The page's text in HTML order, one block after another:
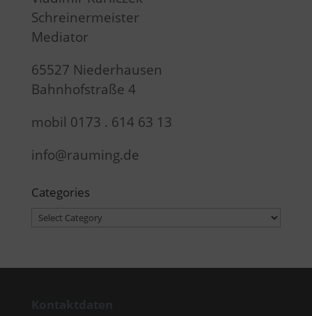
Schreinermeister
Mediator
65527 Niederhausen
Bahnhofstraße 4
mobil 0173 . 614 63 13
info@rauming.de
Categories
Categories